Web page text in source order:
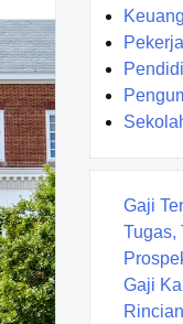
Gaji
Tugas,
Gaji